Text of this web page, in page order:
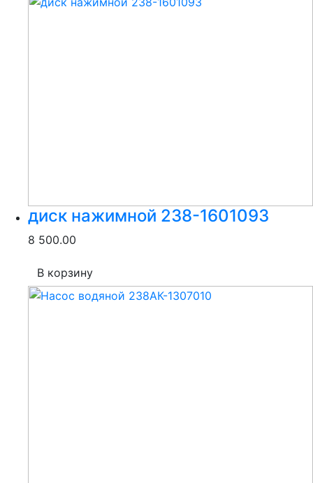
диск нажимной 238-1601093
8 500.00
В корзину